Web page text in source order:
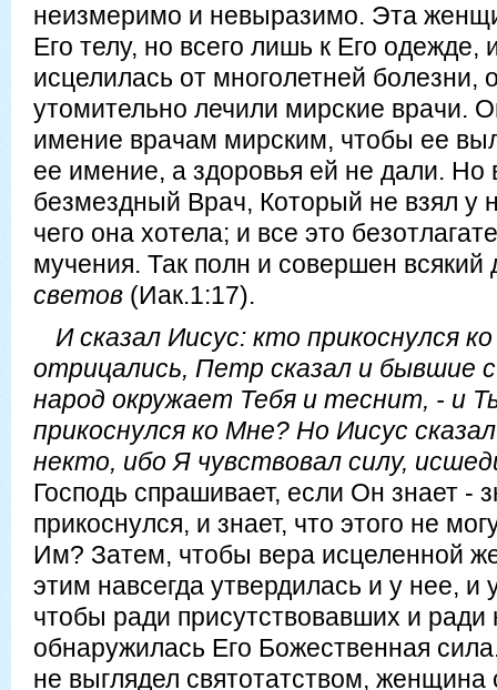
неизмеримо и невыразимо. Эта
Его телу, но всего лишь к Его одежде,
исцелилась от многолетней болезни,
утомительно лечили мирские врачи.
имение врачам мирским, чтобы ее
ее имение, а здоровья ей не дали. Но
безмездный Врач, Который не взял у
чего она хотела; и все это
мучения. Так полн и совершен всякий
светов (Иак.1:17).
И сказал Иисус: кто прикоснулся
отрицались, Петр сказал и бывшие
народ окружает Тебя и теснит, - и
прикоснулся ко Мне? Но Иисус
некто, ибо Я чувствовал силу,
Господь спрашивает, если Он знает -
прикоснулся, и знает, что этого не
Им? Затем, чтобы вера исцеленной
этим навсегда утвердилась и у нее, и
чтобы ради присутствовавших и ради
обнаружилась Его Божественная
не выглядел святотатством,